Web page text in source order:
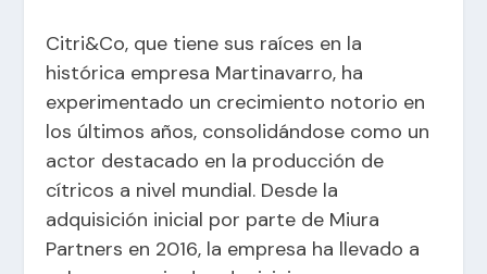
Citri&Co, que tiene sus raíces en la
histórica empresa Martinavarro, ha
experimentado un crecimiento notorio en
los últimos años, consolidándose como un
actor destacado en la producción de
cítricos a nivel mundial. Desde la
adquisición inicial por parte de Miura
Partners en 2016, la empresa ha llevado a